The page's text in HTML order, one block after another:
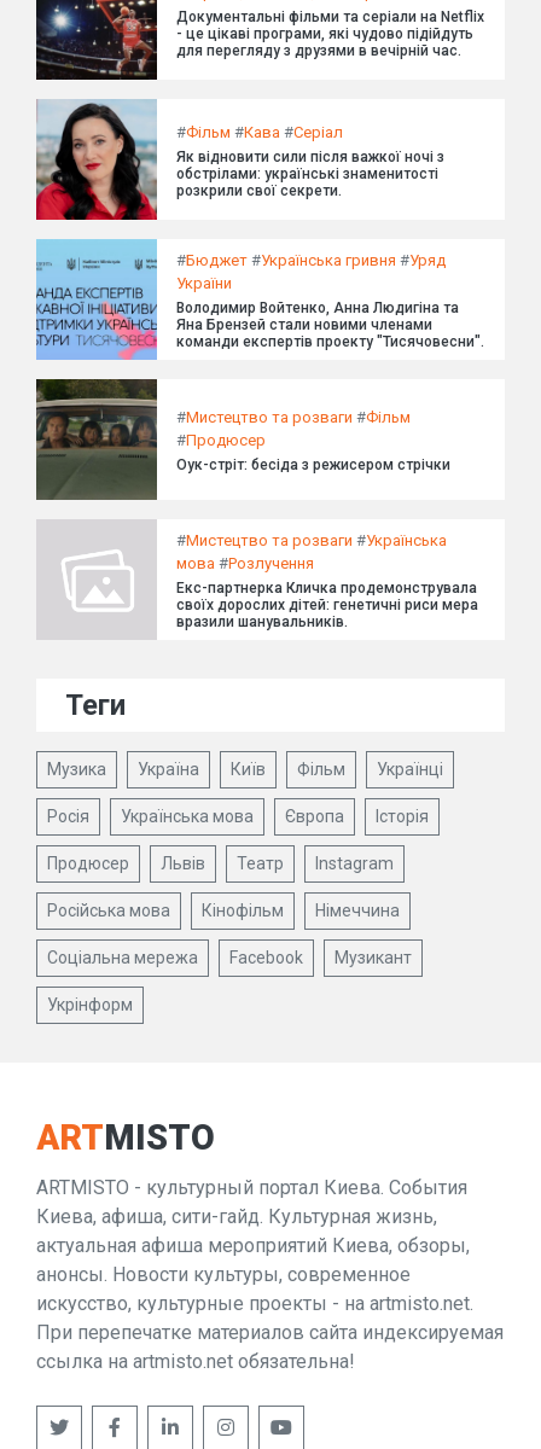
Документальні фільми та серіали на Netflix
- це цікаві програми, які чудово підійдуть
для перегляду з друзями в вечірній час.
#Фільм #Кава #Серіал
Як відновити сили після важкої ночі з
обстрілами: українські знаменитості
розкрили свої секрети.
#Бюджет #Українська гривня #Уряд
України
Володимир Войтенко, Анна Людигіна та
Яна Брензей стали новими членами
команди експертів проекту "Тисячовесни".
#Мистецтво та розваги #Фільм
#Продюсер
Оук-стріт: бесіда з режисером стрічки
#Мистецтво та розваги #Українська
мова #Розлучення
Екс-партнерка Кличка продемонструвала
своїх дорослих дітей: генетичні риси мера
вразили шанувальників.
Теги
Музика Україна Київ Фільм Українці
Росія Українська мова Європа Історія
Продюсер Львів Театр Instagram
Російська мова Кінофільм Німеччина
Соціальна мережа Facebook Музикант
Укрінформ
ARTMISTO
ARTMISTO - культурный портал Киева. События
Киева, афиша, сити-гайд. Культурная жизнь,
актуальная афиша мероприятий Киева, обзоры,
анонсы. Новости культуры, современное
искусство, культурные проекты - на artmisto.net.
При перепечатке материалов сайта индексируемая
ссылка на artmisto.net обязательна!